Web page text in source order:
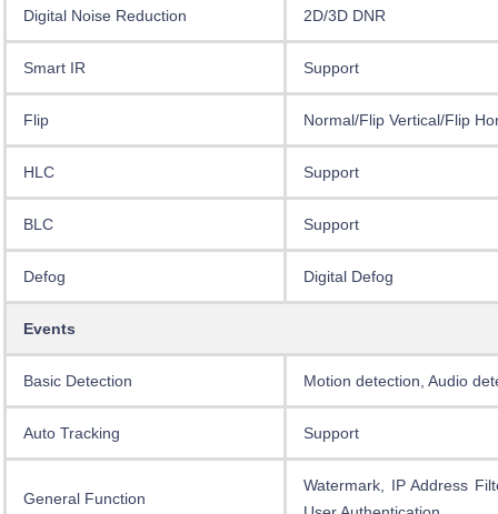
Digital Noise Reduction 2D/3D DNR
Smart IR Support
Flip Normal/Flip Vertical/Flip
HLC Support
BLC Support
Defog Digital Defog
Events
Basic Detection Motion detection, Audio
Auto Tracking Support
General Function
Watermark, IP Address